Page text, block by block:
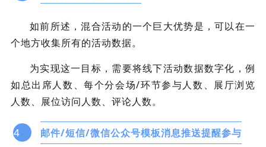
如前所述，混合活动的一个巨大优势是，可以在一
个地方收集所有的活动数据。
为实现这一目标，需要将线下活动数据数字化，例
如总出席人数、每个分会场/环节参与人数、展厅浏览
人数、展位访问人数、评论人数。
4 邮件/短信/微信公众号模板消息推送提醒参与